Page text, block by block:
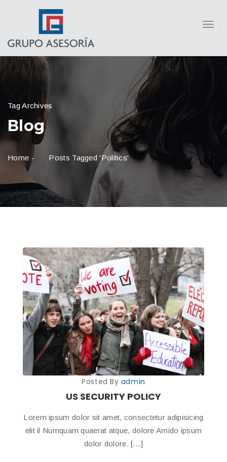
Tag Archives
Blog
Home - Posts Tagged 'politics'
Posted By admin
US SECURITY POLICY
Lorem ipsum dolor sit amet, consectetur adipisicing
elit il Numquam quaerat atque, dolore Amido ipsum
dolor dolore. […]